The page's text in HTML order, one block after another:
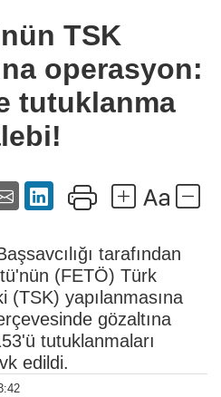
TSK
operasyon:
tutuklanma
tarafından
(FETÖ) Türk
(TSK) yapılanmasına
gözaltına
tutuklanmaları
edildi.